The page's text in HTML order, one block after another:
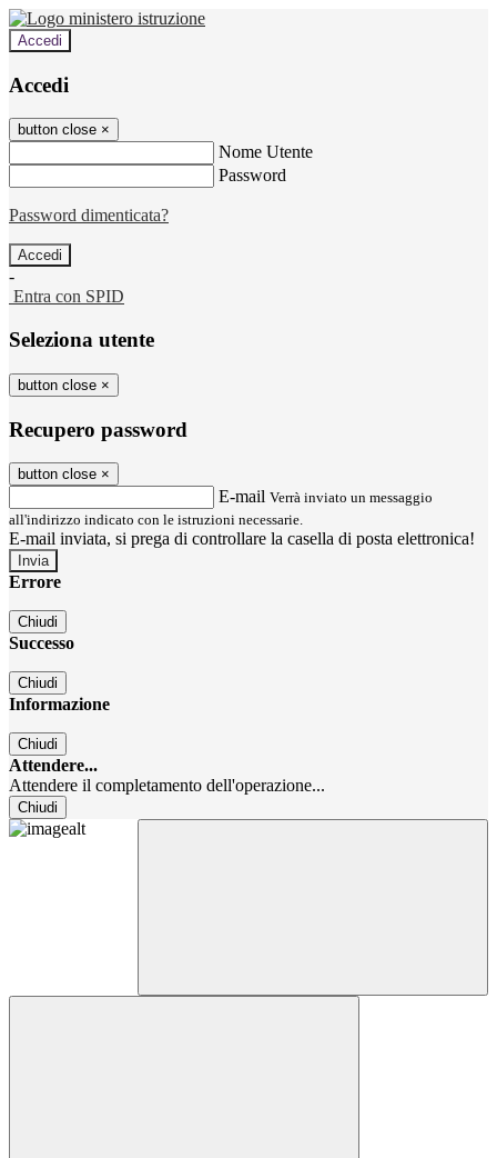
Accedi
Accedi
button close ×
Nome Utente
Password
Password dimenticata?
-
Entra con SPID
Seleziona utente
button close ×
Recupero password
button close ×
E-mail Verrà inviato un messaggio
all'indirizzo indicato con le istruzioni necessarie.
E-mail inviata, si prega di controllare la casella di posta elettronica!
Errore
Chiudi
Successo
Chiudi
Informazione
Chiudi
Attendere...
Attendere il completamento dell'operazione...
Chiudi